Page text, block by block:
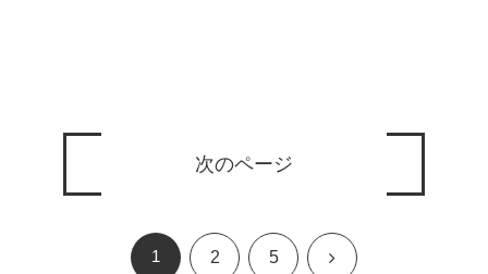
次のページ
1 2 5 次